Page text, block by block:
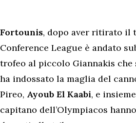
Fortounis, dopo aver ritirato il
Conference League è andato
trofeo al piccolo Giannakis che
ha indossato la maglia del
Pireo, Ayoub El Kaabi, e
capitano dell’Olympiacos